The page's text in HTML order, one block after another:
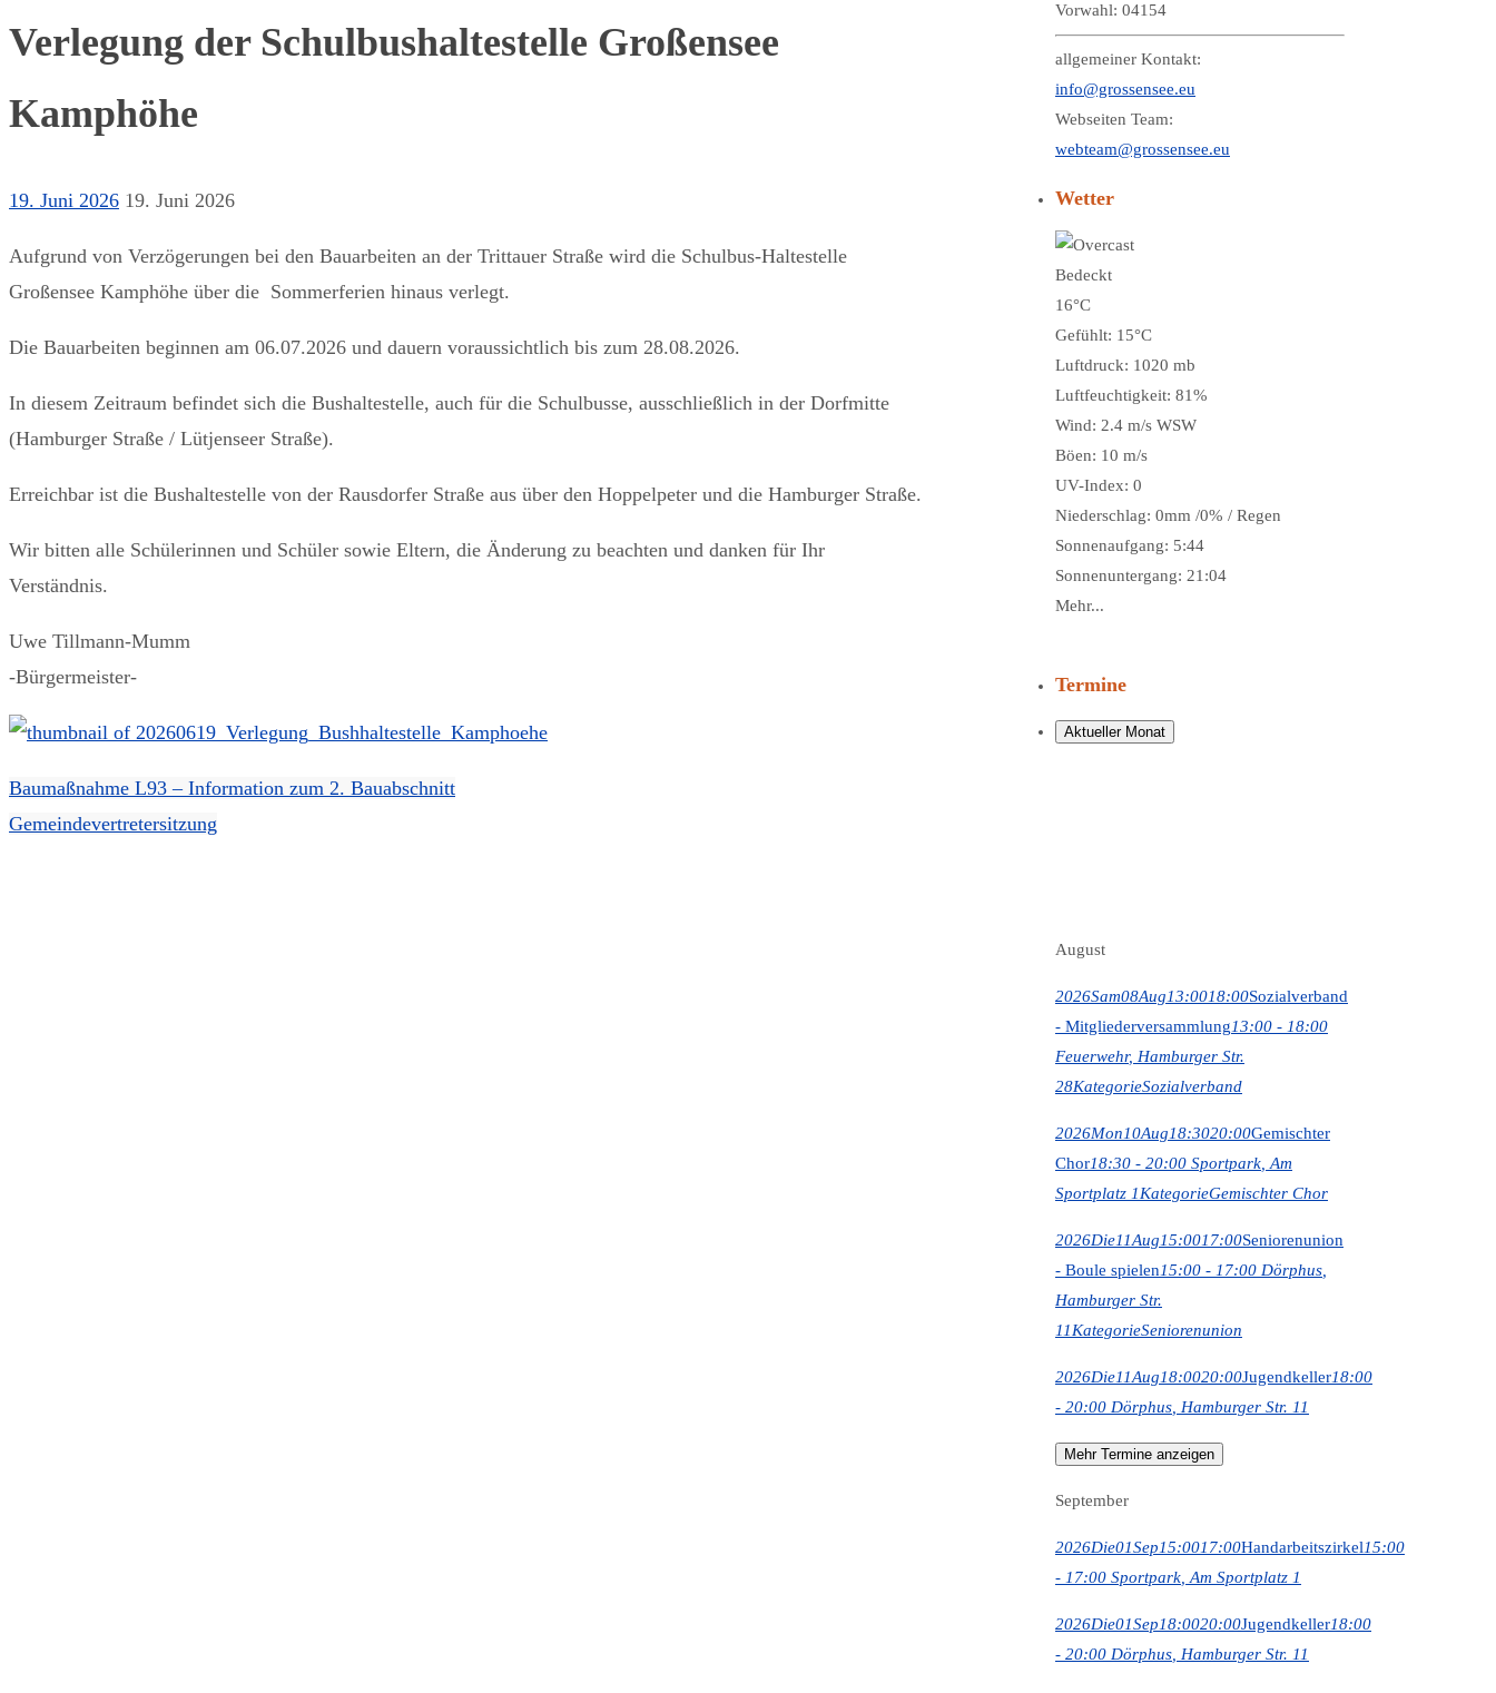
Verlegung der Schulbushaltestelle Großensee
Kamphöhe
19. Juni 2026 19. Juni 2026
Aufgrund von Verzögerungen bei den Bauarbeiten an der Trittauer Straße wird die Schulbus-Haltestelle
Großensee Kamphöhe über die Sommerferien hinaus verlegt.
Die Bauarbeiten beginnen am 06.07.2026 und dauern voraussichtlich bis zum 28.08.2026.
In diesem Zeitraum befindet sich die Bushaltestelle, auch für die Schulbusse, ausschließlich in der Dorfmitte
(Hamburger Straße / Lütjenseer Straße).
Erreichbar ist die Bushaltestelle von der Rausdorfer Straße aus über den Hoppelpeter und die Hamburger Straße.
Wir bitten alle Schülerinnen und Schüler sowie Eltern, die Änderung zu beachten und danken für Ihr
Verständnis.
Uwe Tillmann-Mumm
-Bürgermeister-
Baumaßnahme L93 – Information zum 2. Bauabschnitt
Gemeindevertretersitzung
Vorwahl: 04154
allgemeiner Kontakt:
info@grossensee.eu
Webseiten Team:
webteam@grossensee.eu
Wetter
Bedeckt
16°C
Gefühlt: 15°C
Luftdruck: 1020 mb
Luftfeuchtigkeit: 81%
Wind: 2.4 m/s WSW
Böen: 10 m/s
UV-Index: 0
Niederschlag: 0mm /0% / Regen
Sonnenaufgang: 5:44
Sonnenuntergang: 21:04
Mehr...
Termine
Aktueller Monat
August
2026Sam08Aug13:0018:00Sozialverband
- Mitgliederversammlung13:00 - 18:00
Feuerwehr, Hamburger Str.
28KategorieSozialverband
2026Mon10Aug18:3020:00Gemischter
Chor18:30 - 20:00 Sportpark , Am
Sportplatz 1KategorieGemischter Chor
2026Die11Aug15:0017:00Seniorenunion
- Boule spielen15:00 - 17:00 Dörphus
Hamburger Str.
11KategorieSeniorenunion
2026Die11Aug18:0020:00Jugendkeller18:00
- 20:00 Dörphus , Hamburger Str. 11
Mehr Termine anzeigen
September
2026Die01Sep15:0017:00Handarbeitszirkel15:00
- 17:00 Sportpark , Am Sportplatz 1
2026Die01Sep18:0020:00Jugendkeller18:00
- 20:00 Dörphus , Hamburger Str. 11